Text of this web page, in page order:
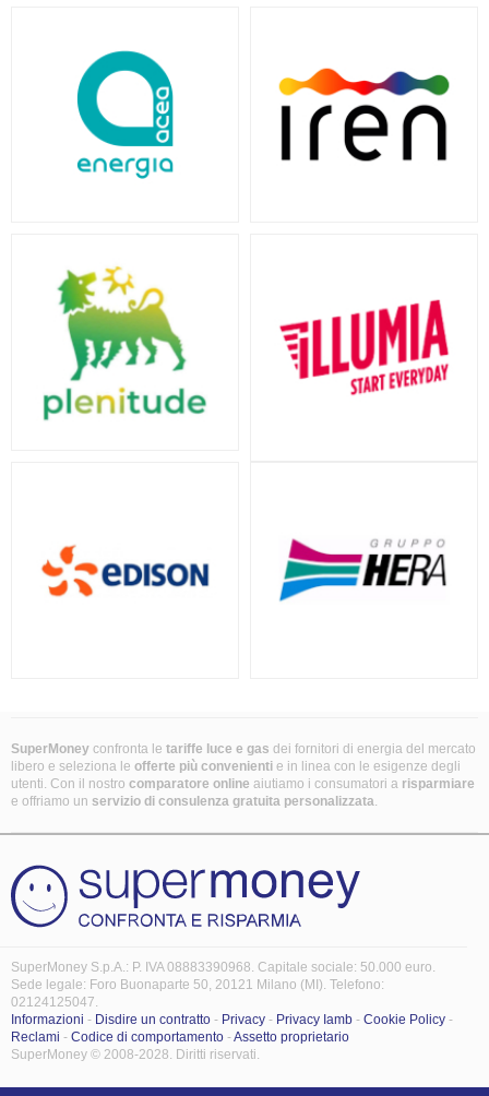
SuperMoney confronta le tariffe luce e gas dei fornitori di energia del mercato
libero e seleziona le offerte più convenienti e in linea con le esigenze degli
utenti. Con il nostro comparatore online aiutiamo i consumatori a risparmiare
e offriamo un servizio di consulenza gratuita personalizzata
SuperMoney S.p.A.: P. IVA 08883390968. Capitale sociale: 50.000 euro.
Sede legale: Foro Buonaparte 50, 20121 Milano (MI). Telefono:
02124125047.
Informazioni - Disdire un contratto - Privacy - Privacy Iamb - Cookie Policy -
Reclami - Codice di comportamento -Assetto proprietario
SuperMoney © 2008-2028. Diritti riservati.